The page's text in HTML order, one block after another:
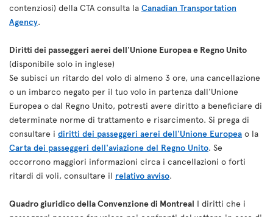
contenziosi) della CTA consulta la Canadian Transportation
Agency.
Diritti dei passeggeri aerei dell'Unione Europea e Regno Unito
(disponibile solo in inglese)
Se subisci un ritardo del volo di almeno 3 ore, una cancellazione
o un imbarco negato per il tuo volo in partenza dall'Unione
Europea o dal Regno Unito, potresti avere diritto a beneficiare di
determinate norme di trattamento e risarcimento. Si prega di
consultare i diritti dei passeggeri aerei dell'Unione Europea o la
Carta dei passeggeri dell'aviazione del Regno Unito. Se
occorrono maggiori informazioni circa i cancellazioni o forti
ritardi di voli, consultare il relativo avviso.
Quadro giuridico della Convenzione di Montreal I diritti che i